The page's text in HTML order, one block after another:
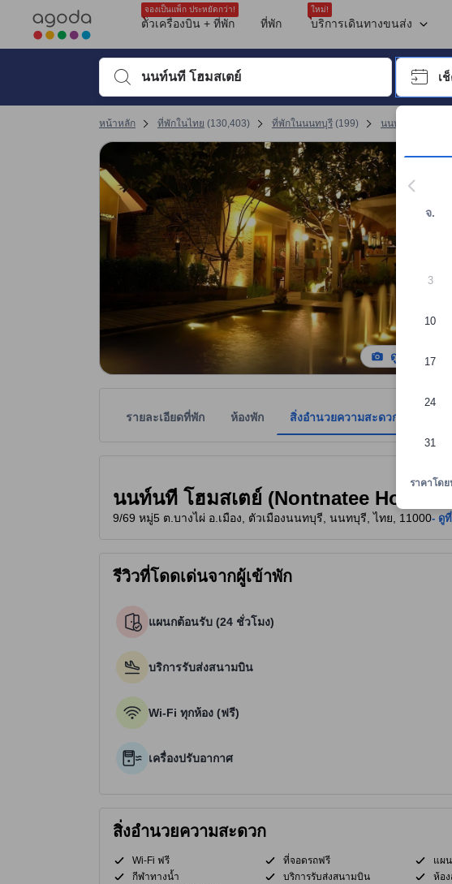
จองเป็นแพ็ก ประหยัดกว่า!
ตั๋วเครื่องบิน + ที่พัก ที่พัก
ใหม่!
บริการเดินทางขนส่ง
พิมพ์ชื่อที่พักหรือคำที่ต้องการค้นหา จากนั้นใช้ปุ่มลูกศรหรือปุ่ม Tab เพื่อเลื่อน
เ
กด Enter เ
จ.
3
10
17
24
31
ราคาโด
หน้าหลัก ที่พักในไทย (130,403) ที่พักในนนทบุรี (199) นนทบุรี เซอร์วิส
ดูรูปทั้งหมด
รายละเอียดที่พัก ห้องพัก สิ่งอำนวยความสะดวก
นนท์นที โฮมสเตย์ (Nontnatee
9/69 หมู่5 ต.บางไผ่ อ.เมือง, ตัวเมืองนนทบุรี, นนทบุรี, ไทย, 11000- ดู
รีวิวที่โดดเด่นจากผู้เข้าพัก
แผนกต้อนรับ (24 ชั่วโมง)
บริการรับส่งสนามบิน
Wi-Fi ทุกห้อง (ฟรี)
เครื่องปรับอากาศ
สิ่งอำนวยความสะดวก
Wi-Fi ฟรี ที่จอดรถฟรี แผ
กีฬาทางน้ำ
บริการรับส่งสนามบิน ห้อ
รีวิวทั้งหมดของอโกด้ามาจากผู้เข้าพักจริง ซึ่งเขียนหลังจากการเดินทางไปเข้าพัก ดังนั้น คะ
ความสะอาด 3.4 เต็ม 10 คะแนน
สิ่งอำนวยความสะดวก 3 เต็ม 10 คะแนน
ความสะดวกสบายและคุณภาพของห้องพัก 3.5 เต็ม 10 คะแนน
การให้บริการของพนักงาน 3.5 เต็ม 10 คะแนน
คุ้มค่ากับเงินที่จ่าย 4 เต็ม 10 คะแนน